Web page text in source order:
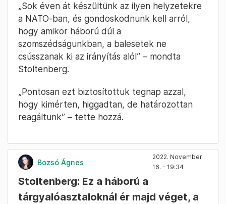
„Sok éven át készültünk az ilyen helyzetekre
a NATO-ban, és gondoskodnunk kell arról,
hogy amikor háború dúl a
szomszédságunkban, a balesetek ne
csússzanak ki az irányítás alól” – mondta
Stoltenberg.
„Pontosan ezt biztosítottuk tegnap azzal,
hogy kimérten, higgadtan, de határozottan
reagáltunk” – tette hozzá.
Bozsó Ágnes
2022. November
16. – 19:34
Stoltenberg: Ez a háború a
tárgyalóasztaloknál ér majd véget, a